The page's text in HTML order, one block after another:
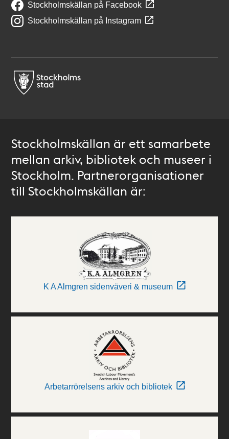
Stockholmskällan på Facebook
Stockholmskällan på Instagram
Stockholmskällan är ett samarbete
mellan arkiv, bibliotek och museer i
Stockholm. Partnerorganisationer
till Stockholmskällan är:
K A Almgren sidenväveri & museum
Arbetarrörelsens arkiv och bibliotek